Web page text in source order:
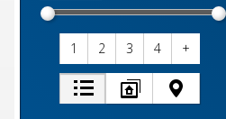
1 2 3 4 +